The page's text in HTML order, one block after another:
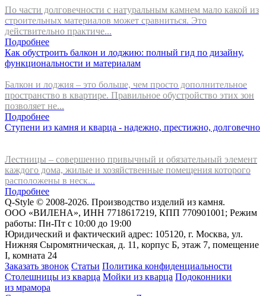
По части долговечности с натуральным камнем мало какой из
строительных материалов может сравниться. Это
действительно практиче...
Подробнее
Как обустроить балкон и лоджию: полный гид по дизайну,
функциональности и материалам
Балкон и лоджия – это больше, чем просто дополнительное
пространство в квартире. Правильное обустройство этих зон
позволяет не...
Подробнее
Ступени из камня и кварца - надежно, престижно, долговечно
Лестницы – совершенно привычный и обязательный элемент
каждого дома, жилые и хозяйственные помещения которого
расположены в неск...
Подробнее
Q-Style © 2008-2026. Производство изделий из камня.
ООО «ВИЛЕНА», ИНН 7718617219, КПП 770901001; Режим
работы: Пн-Пт с 10:00 до 19:00
Юридический и фактический адрес: 105120, г. Москва, ул.
Нижняя Сыромятническая, д. 11, корпус Б, этаж 7, помещение
I, комната 24
Заказать звонок Статьи Политика конфиденциальности
Столешницы из кварца Мойки из кварца Подоконники
из мрамора